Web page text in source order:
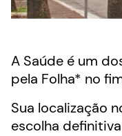
A Saúde é um
pela Folha* no
Sua localização
escolha